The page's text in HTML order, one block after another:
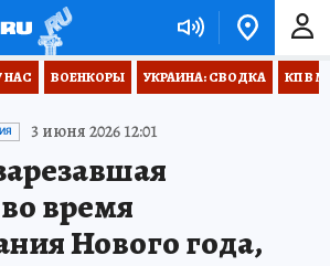
НАС ВОЕНКОРЫ УКРАИНА: СВОДКА КП В
3 июня 2026 12:01
время
Нового года,